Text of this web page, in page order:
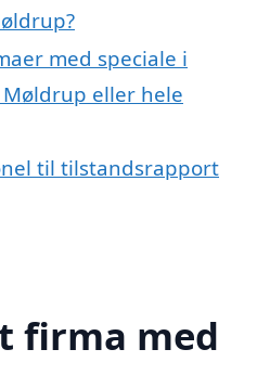
med speciale i
eller hele
til tilstandsrapport
firma med